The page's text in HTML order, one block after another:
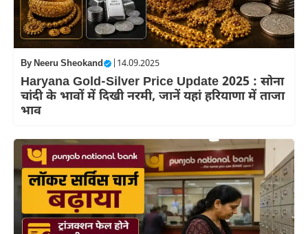
ByNeeru Sheokand 14.09.2025
Haryana Gold-Silver Price Update 2025 : सोना
चांदी के भावों में दिखी नरमी, जानें यहां हरियाणा में ताजा
भाव